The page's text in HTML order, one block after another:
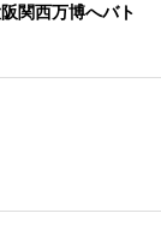
関西万博へバト